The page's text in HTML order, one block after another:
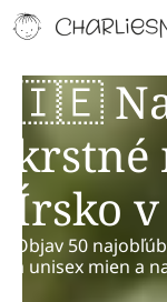
🇮🇪
krstné
Írsko
Objav 50
a unisex mien a